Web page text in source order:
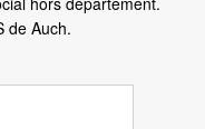
de Auch.